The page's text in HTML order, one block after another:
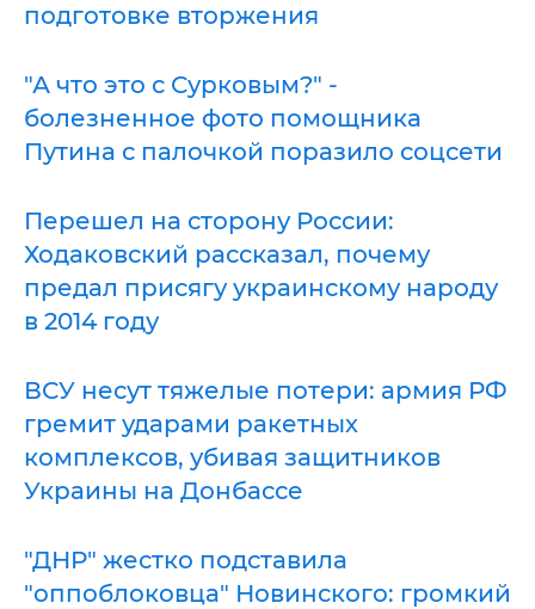
подготовке вторжения
"А что это с Сурковым?" -
болезненное фото помощника
Путина с палочкой поразило соцсети
Перешел на сторону России:
Ходаковский рассказал, почему
предал присягу украинскому народу
в 2014 году
ВСУ несут тяжелые потери: армия РФ
гремит ударами ракетных
комплексов, убивая защитников
Украины на Донбассе
"ДНР" жестко подставила
"оппоблоковца" Новинского: громкий